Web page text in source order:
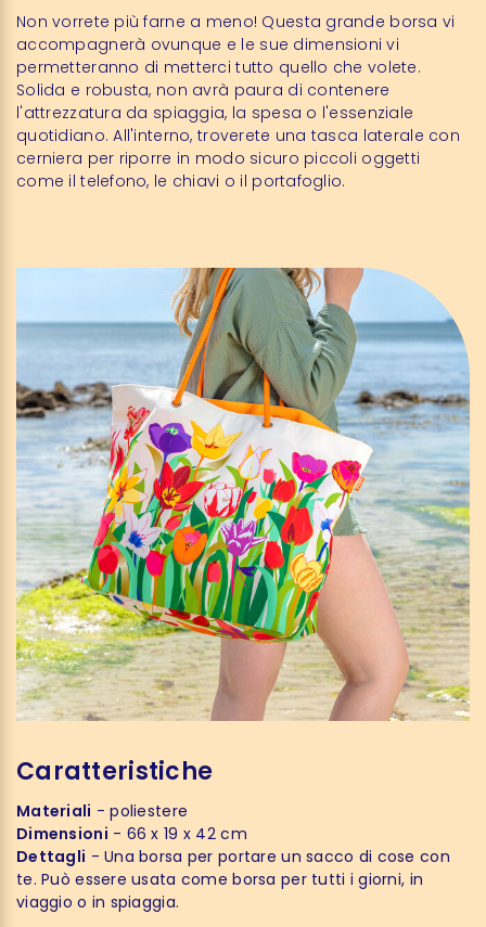
Non vorrete più farne a meno! Questa grande borsa vi
accompagnerà ovunque e le sue dimensioni vi
permetteranno di metterci tutto quello che volete.
Solida e robusta, non avrà paura di contenere
l'attrezzatura da spiaggia, la spesa o l'essenziale
quotidiano. All'interno, troverete una tasca laterale con
cerniera per riporre in modo sicuro piccoli oggetti
come il telefono, le chiavi o il portafoglio.
Caratteristiche
Materiali - poliestere
Dimensioni - 66 x 19 x 42 cm
Dettagli - Una borsa per portare un sacco di cose con
te. Può essere usata come borsa per tutti i giorni, in
viaggio o in spiaggia.